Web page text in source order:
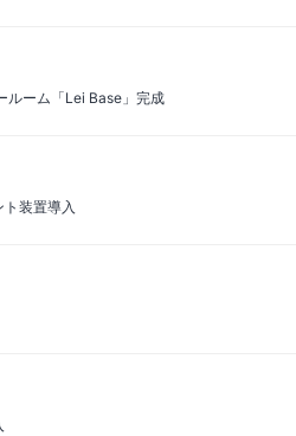
ルーム「Lei Base」完成
装置導入